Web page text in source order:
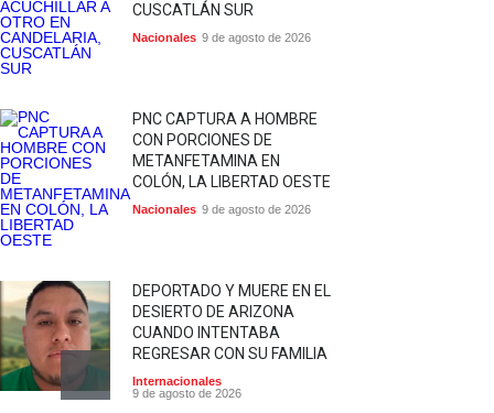
CUSCATLÁN SUR
Nacionales 9 de agosto de 2026
PNC CAPTURA A HOMBRE
CON PORCIONES DE
METANFETAMINA EN
COLÓN, LA LIBERTAD OESTE
Nacionales 9 de agosto de 2026
DEPORTADO Y MUERE EN EL
DESIERTO DE ARIZONA
CUANDO INTENTABA
REGRESAR CON SU FAMILIA
Internacionales
9 de agosto de 2026